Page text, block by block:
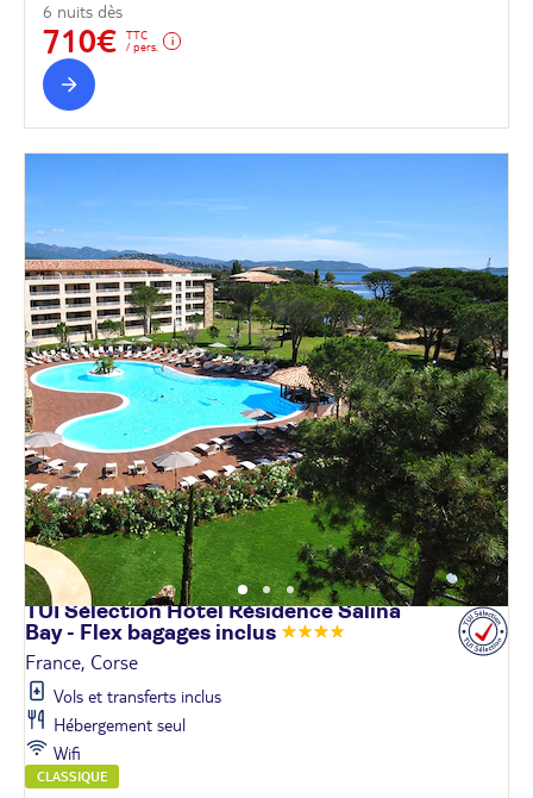
6 nuits dès
710€
TTC
/ pers.
TUI Sélection Hôtel Résidence Salina
Bay - Flex bagages inclus
France, Corse
Vols et transferts inclus
Hébergement seul
Wifi
CLASSIQUE